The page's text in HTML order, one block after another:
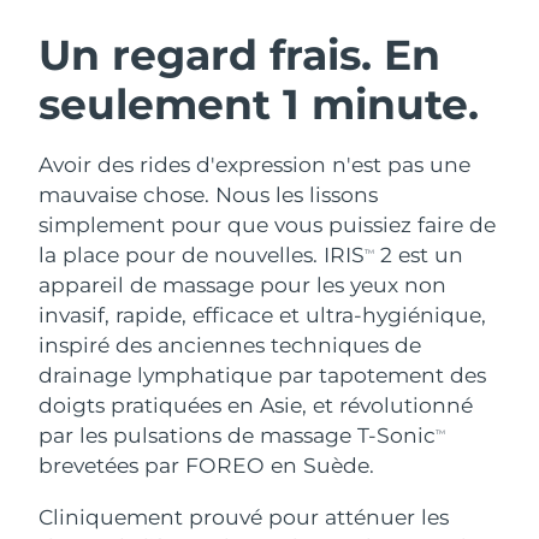
Un regard frais. En
seulement 1 minute.
Avoir des rides d'expression n'est pas une
mauvaise chose. Nous les lissons
simplement pour que vous puissiez faire de
la place pour de nouvelles. IRISTM
2 est un
appareil de massage pour les yeux non
invasif, rapide, efficace et ultra-hygiénique,
inspiré des anciennes techniques de
drainage lymphatique par tapotement des
doigts pratiquées en Asie, et révolutionné
par les pulsations de massage T-SonicTM
brevetées par FOREO en Suède.
Cliniquement prouvé pour atténuer les
LUNA™ 4 coffret
Anti-aging massage
LUNA™ 4 Plus
Massage, LED heating
LUNA™ 4 Men
For men, anti-aging massage
BEAR™ 2 coffret
Microcurrent toning
BEAR™ 2 go
Microcurrent toning on-the-go
BEAR™ 2 eyes & lips
Microcurrent line smoothing device
Hydratation
UFO™ 3 coffret
Deep facial hydration
UFO™ 3 LED
Near-infrared and red light therapy
Soin bucco-dentaire
issa™ 4
Hybrid silicone sonic toothbrush
issa™ 4 plus
Smart hybrid silicone sonic toothbrush
FAQ™ TRAITEMENT ANTI-ÂGE
NEW
Autriche Livraison estimée
Bahreïn Livraison estimée8/9/26
Belgique
Bermudes Livraison estimée
Bosnie-Herzégovine Livraison estimée8/11/26
Brunei Livraison estimée8/13/26
Bulgarie Livraison estimée 8/8/26
Canada Livraison estimée8/12/26